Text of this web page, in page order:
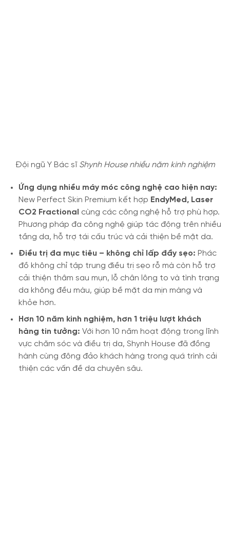
Đội ngũ Y Bác sĩ Shynh House nhiều năm kinh nghiệm
Ứng dụng nhiều máy móc công nghệ cao hiện nay:
New Perfect Skin Premium kết hợp EndyMed, Laser
CO2 Fractional cùng các công nghệ hỗ trợ phù hợp.
Phương pháp đa công nghệ giúp tác động trên nhiều
tầng da, hỗ trợ tái cấu trúc và cải thiện bề mặt da.
Điều trị đa mục tiêu – không chỉ lấp đầy sẹo: Phác
đồ không chỉ tập trung điều trị sẹo rỗ mà còn hỗ trợ
cải thiện thâm sau mụn, lỗ chân lông to và tình trạng
da không đều màu, giúp bề mặt da mịn màng và
khỏe hơn.
Hơn 10 năm kinh nghiệm, hơn 1 triệu lượt khách
hàng tin tưởng: Với hơn 10 năm hoạt động trong lĩnh
vực chăm sóc và điều trị da, Shynh House đã đồng
hành cùng đông đảo khách hàng trong quá trình cải
thiện các vấn đề da chuyên sâu.